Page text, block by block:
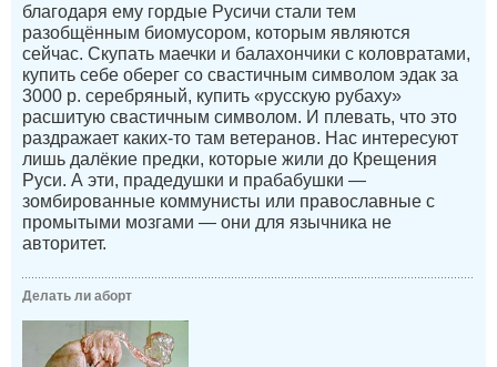
благодаря ему гордые Русичи стали тем
разобщённым биомусором, которым являются
сейчас. Скупать маечки и балахончики с коловратами,
купить себе оберег со свастичным символом эдак за
3000 р. серебряный, купить «русскую рубаху»
расшитую свастичным символом. И плевать, что это
раздражает каких-то там ветеранов. Нас интересуют
лишь далёкие предки, которые жили до Крещения
Руси. А эти, прадедушки и прабабушки —
зомбированные коммунисты или православные с
промытыми мозгами — они для язычника не
авторитет.
Делать ли аборт